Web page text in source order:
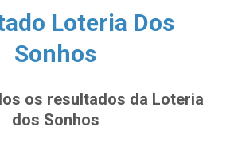
Loteria Dos
Sonhos
os resultados da Loteria
dos Sonhos